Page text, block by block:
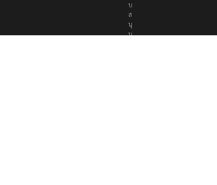
บ
ส
นุ
น